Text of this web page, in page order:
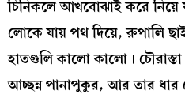
চিনিকলে আখবোঝাই করে নিয়ে
লোকে যায় পথ দিয়ে, রুপালি
হাতগুলি কালো কালো।
আচ্ছন্ন পানাপুকুর, আর তার ধার